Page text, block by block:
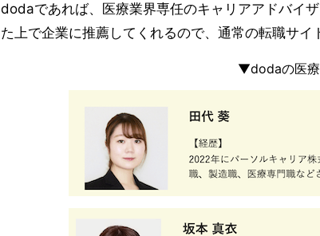
dodaであれば、医療業界専任のキャリアアドバイ
た上で企業に推薦してくれるので、通常の転職サイ
▼dodaの医療